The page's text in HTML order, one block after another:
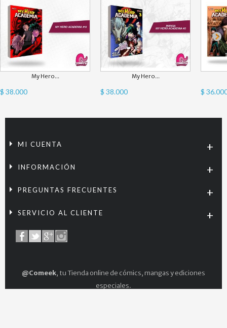
My Hero...
$ 38.000
My Hero...
$ 38.000 $
MI CUENTA
INFORMACIÓN
PREGUNTAS FRECUENTES
SERVICIO AL CLIENTE
@Comeek, tu Tienda online de cómics, mangas y ediciones
especiales.